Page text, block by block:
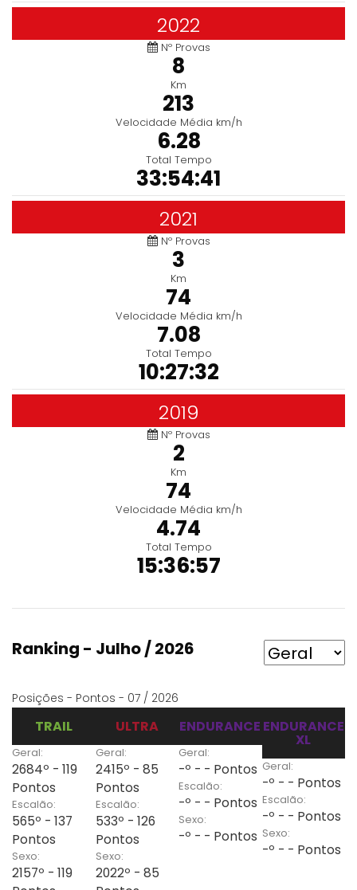
2022
Nº Provas
8
Km
213
Velocidade Média km/h
6.28
Total Tempo
33:54:41
2021
Nº Provas
3
Km
74
Velocidade Média km/h
7.08
Total Tempo
10:27:32
2019
Nº Provas
2
Km
74
Velocidade Média km/h
4.74
Total Tempo
15:36:57
Ranking - Julho / 2026
Posições - Pontos - 07 / 2026
TRAIL
Geral:
2684º - 119
Pontos
Escalão:
565º - 137
Pontos
Sexo:
2157º - 119
ULTRA
Geral:
2415º - 85
Pontos
Escalão:
533º - 126
Pontos
Sexo:
2022º - 85
ENDURANCE
Geral:
-º - - Pontos
Escalão:
-º - - Pontos
Sexo:
-º - - Pontos
ENDURANCE
XL
Geral:
-º - - Pontos
Escalão:
-º - - Pontos
Sexo:
-º - - Pontos